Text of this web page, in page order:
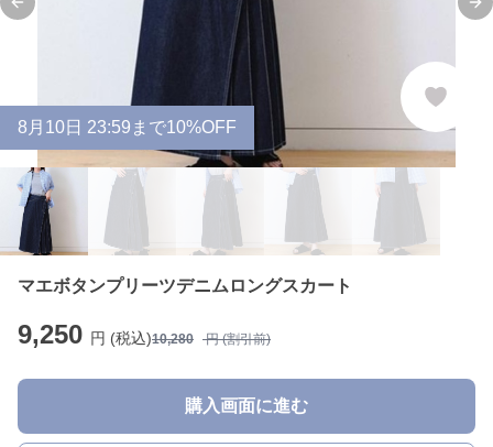
Previous slide
8 月 10日 23:59まで10%OFF
マエボタンプリーツデニムロングスカート
9,250 円 (税込)10,280 円 (割引前)
購入画面に進む